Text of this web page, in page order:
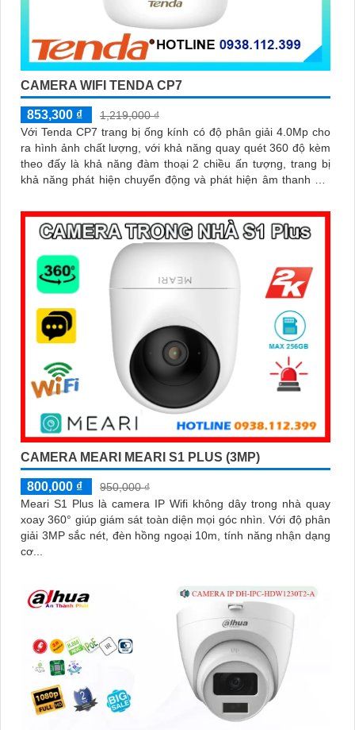
CAMERA WIFI TENDA CP7
853,300 ₫
1,219,000 ₫
Với Tenda CP7 trang bị ống kính có độ phân giải 4.0Mp cho
ra hình ảnh chất lượng, với khả năng quay quét 360 độ kèm
theo đấy là khả năng đàm thoại 2 chiều ấn tượng, trang bị
khả năng phát hiện chuyển động và phát hiện âm thanh bất
CAMERA MEARI MEARI S1 PLUS (3MP)
800,000 ₫
950,000 ₫
Meari S1 Plus là camera IP Wifi không dây trong nhà quay
xoay 360° giúp giám sát toàn diện mọi góc nhìn. Với độ phân
giải 3MP sắc nét, đèn hồng ngoại 10m, tính năng nhận dạng
cơ...